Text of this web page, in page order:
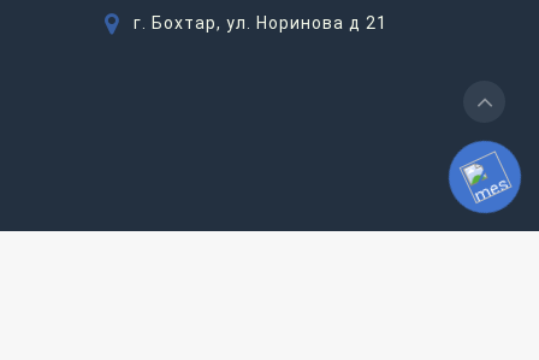
г. Бохтар, ул. Норинова д 21